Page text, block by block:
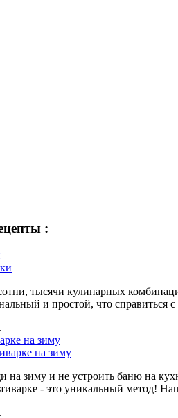
:
тысячи кулинарных
и простой, что справиться
на зиму
на зиму и не устроить баню на
- это уникальный метод!